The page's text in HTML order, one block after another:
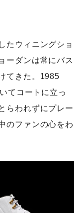
たウィニングショ
ーダンは常にバス
てきた。1985
てコートに立っ
らわれずにプレー
のファンの心をわ